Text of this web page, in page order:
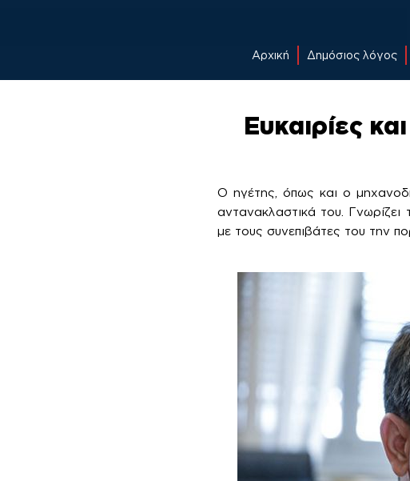
Αρχική Δημόσιος λόγος
Ευκαιρίες
Ο ηγέτης, όπως και ο
αντανακλαστικά του.
με τους συνεπιβάτες του την